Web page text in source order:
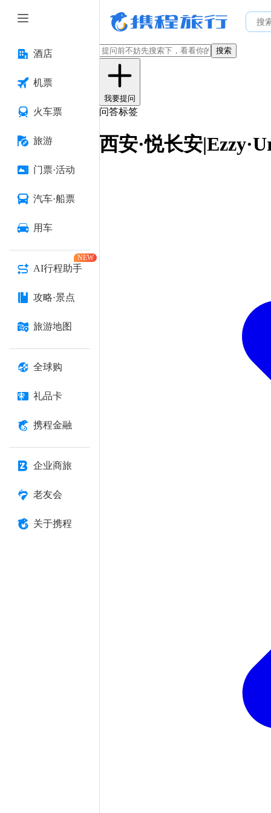
酒店
机票
火车票
旅游
门票·活动
汽车·船票
用车
AI行程助手
NEW
攻略·景点
旅游地图
全球购
礼品卡
携程金融
企业商旅
老友会
关于携程
搜索
我要提问
问答标签
西安·悦长安